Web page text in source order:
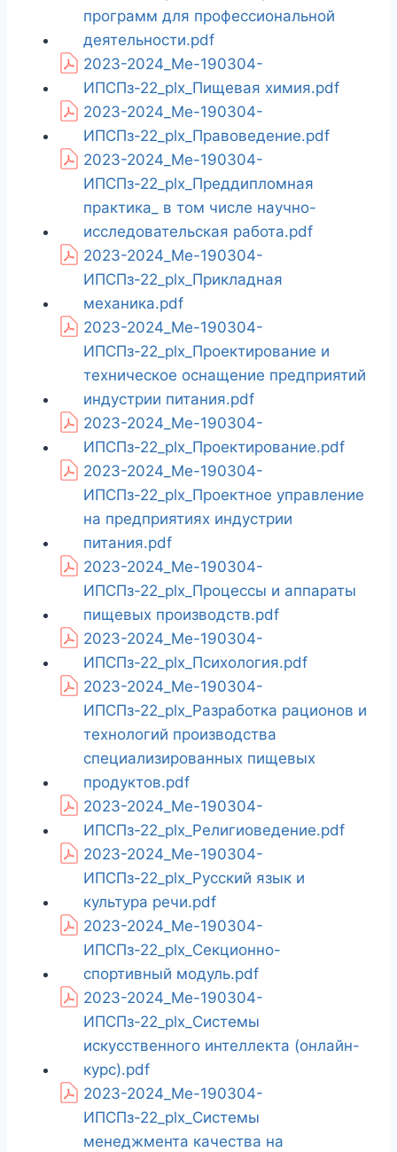
программ для профессиональной
деятельности.pdf
2023-2024_Ме-190304-
ИПСПз-22_plx_Пищевая химия.pdf
2023-2024_Ме-190304-
ИПСПз-22_plx_Правоведение.pdf
2023-2024_Ме-190304-
ИПСПз-22_plx_Преддипломная
практика_ в том числе научно-
исследовательская работа.pdf
2023-2024_Ме-190304-
ИПСПз-22_plx_Прикладная
механика.pdf
2023-2024_Ме-190304-
ИПСПз-22_plx_Проектирование и
техническое оснащение предприятий
индустрии питания.pdf
2023-2024_Ме-190304-
ИПСПз-22_plx_Проектирование.pdf
2023-2024_Ме-190304-
ИПСПз-22_plx_Проектное управление
на предприятиях индустрии
питания.pdf
2023-2024_Ме-190304-
ИПСПз-22_plx_Процессы и аппараты
пищевых производств.pdf
2023-2024_Ме-190304-
ИПСПз-22_plx_Психология.pdf
2023-2024_Ме-190304-
ИПСПз-22_plx_Разработка рационов и
технологий производства
специализированных пищевых
продуктов.pdf
2023-2024_Ме-190304-
ИПСПз-22_plx_Религиоведение.pdf
2023-2024_Ме-190304-
ИПСПз-22_plx_Русский язык и
культура речи.pdf
2023-2024_Ме-190304-
ИПСПз-22_plx_Секционно-
спортивный модуль.pdf
2023-2024_Ме-190304-
ИПСПз-22_plx_Системы
искусственного интеллекта (онлайн-
курс).pdf
2023-2024_Ме-190304-
ИПСПз-22_plx_Системы
менеджмента качества на